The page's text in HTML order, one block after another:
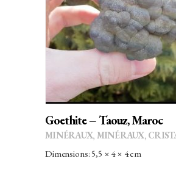
AJOUTER AU
Goethite – Taouz, Maroc
MINÉRAUX, MINÉRAUX,
Dimensions: 5,5 × 4 × 4 cm